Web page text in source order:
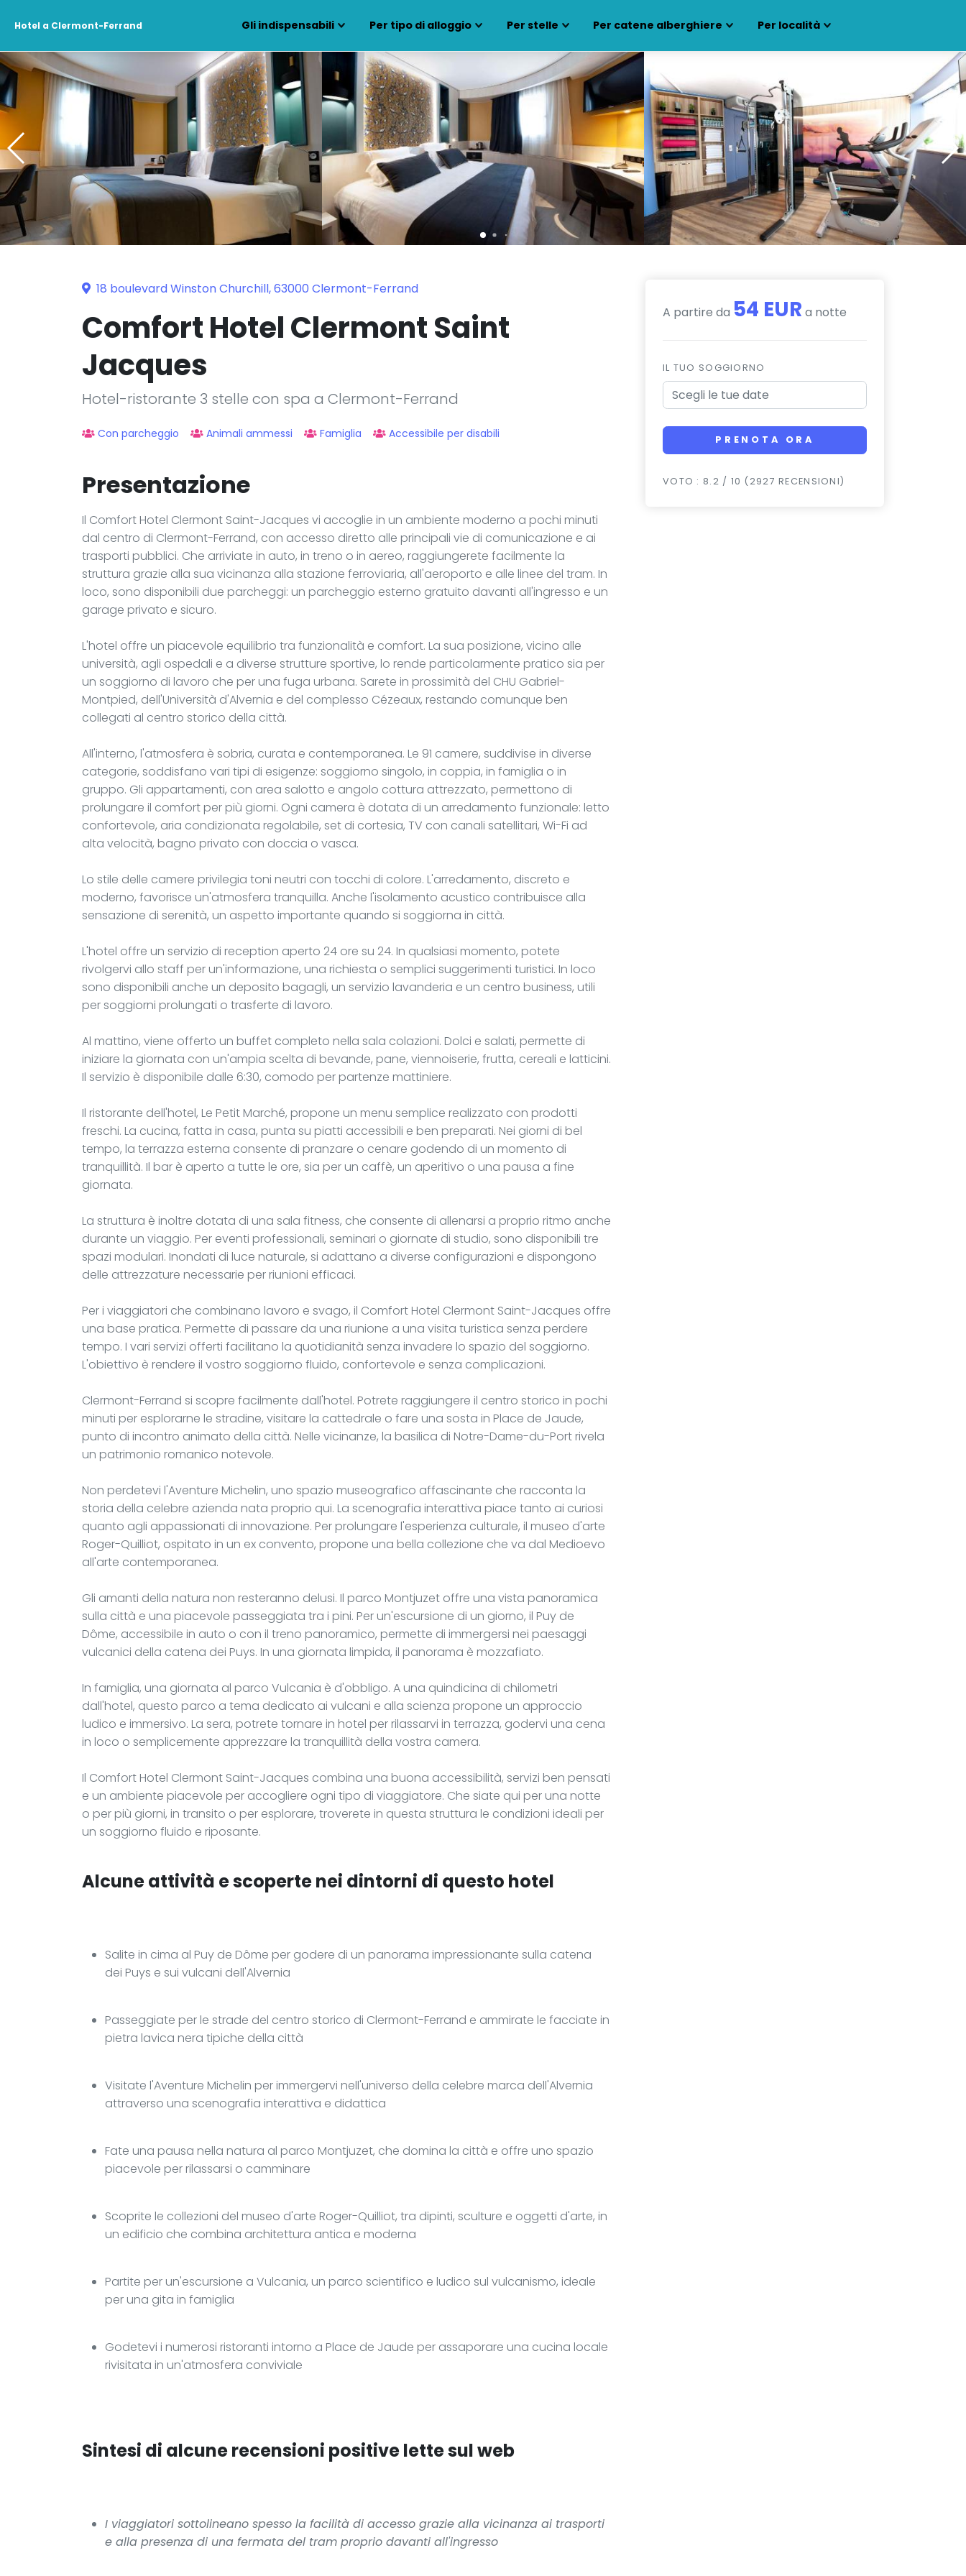
Hotel a Clermont-Ferrand Gli indispensabili Per tipo di alloggio Per stelle Per catene alberghiere Per località
18 boulevard Winston Churchill, 63000 Clermont-Ferrand
Comfort Hotel Clermont Saint
Jacques
Hotel-ristorante 3 stelle con spa a Clermont-Ferrand
Con parcheggio Animali ammessi Famiglia Accessibile per disabili
Presentazione
Il Comfort Hotel Clermont Saint-Jacques vi accoglie in un ambiente moderno a pochi minuti
dal centro di Clermont-Ferrand, con accesso diretto alle principali vie di comunicazione e ai
trasporti pubblici. Che arriviate in auto, in treno o in aereo, raggiungerete facilmente la
struttura grazie alla sua vicinanza alla stazione ferroviaria, all'aeroporto e alle linee del tram. In
loco, sono disponibili due parcheggi: un parcheggio esterno gratuito davanti all'ingresso e un
garage privato e sicuro.
L'hotel offre un piacevole equilibrio tra funzionalità e comfort. La sua posizione, vicino alle
università, agli ospedali e a diverse strutture sportive, lo rende particolarmente pratico sia per
un soggiorno di lavoro che per una fuga urbana. Sarete in prossimità del CHU Gabriel-
Montpied, dell'Università d'Alvernia e del complesso Cézeaux, restando comunque ben
collegati al centro storico della città.
All'interno, l'atmosfera è sobria, curata e contemporanea. Le 91 camere, suddivise in diverse
categorie, soddisfano vari tipi di esigenze: soggiorno singolo, in coppia, in famiglia o in
gruppo. Gli appartamenti, con area salotto e angolo cottura attrezzato, permettono di
prolungare il comfort per più giorni. Ogni camera è dotata di un arredamento funzionale: letto
confortevole, aria condizionata regolabile, set di cortesia, TV con canali satellitari, Wi-Fi ad
alta velocità, bagno privato con doccia o vasca.
Lo stile delle camere privilegia toni neutri con tocchi di colore. L'arredamento, discreto e
moderno, favorisce un'atmosfera tranquilla. Anche l'isolamento acustico contribuisce alla
sensazione di serenità, un aspetto importante quando si soggiorna in città.
L'hotel offre un servizio di reception aperto 24 ore su 24. In qualsiasi momento, potete
rivolgervi allo staff per un'informazione, una richiesta o semplici suggerimenti turistici. In loco
sono disponibili anche un deposito bagagli, un servizio lavanderia e un centro business, utili
per soggiorni prolungati o trasferte di lavoro.
Al mattino, viene offerto un buffet completo nella sala colazioni. Dolci e salati, permette di
iniziare la giornata con un'ampia scelta di bevande, pane, viennoiserie, frutta, cereali e latticini.
Il servizio è disponibile dalle 6:30, comodo per partenze mattiniere.
Il ristorante dell'hotel, Le Petit Marché, propone un menu semplice realizzato con prodotti
freschi. La cucina, fatta in casa, punta su piatti accessibili e ben preparati. Nei giorni di bel
tempo, la terrazza esterna consente di pranzare o cenare godendo di un momento di
tranquillità. Il bar è aperto a tutte le ore, sia per un caffè, un aperitivo o una pausa a fine
giornata.
La struttura è inoltre dotata di una sala fitness, che consente di allenarsi a proprio ritmo anche
durante un viaggio. Per eventi professionali, seminari o giornate di studio, sono disponibili tre
spazi modulari. Inondati di luce naturale, si adattano a diverse configurazioni e dispongono
delle attrezzature necessarie per riunioni efficaci.
Per i viaggiatori che combinano lavoro e svago, il Comfort Hotel Clermont Saint-Jacques offre
una base pratica. Permette di passare da una riunione a una visita turistica senza perdere
tempo. I vari servizi offerti facilitano la quotidianità senza invadere lo spazio del soggiorno.
L'obiettivo è rendere il vostro soggiorno fluido, confortevole e senza complicazioni.
Clermont-Ferrand si scopre facilmente dall'hotel. Potrete raggiungere il centro storico in pochi
minuti per esplorarne le stradine, visitare la cattedrale o fare una sosta in Place de Jaude,
punto di incontro animato della città. Nelle vicinanze, la basilica di Notre-Dame-du-Port rivela
un patrimonio romanico notevole.
Non perdetevi l'Aventure Michelin, uno spazio museografico affascinante che racconta la
storia della celebre azienda nata proprio qui. La scenografia interattiva piace tanto ai curiosi
quanto agli appassionati di innovazione. Per prolungare l'esperienza culturale, il museo d'arte
Roger-Quilliot, ospitato in un ex convento, propone una bella collezione che va dal Medioevo
all'arte contemporanea.
Gli amanti della natura non resteranno delusi. Il parco Montjuzet offre una vista panoramica
sulla città e una piacevole passeggiata tra i pini. Per un'escursione di un giorno, il Puy de
Dôme, accessibile in auto o con il treno panoramico, permette di immergersi nei paesaggi
vulcanici della catena dei Puys. In una giornata limpida, il panorama è mozzafiato.
In famiglia, una giornata al parco Vulcania è d'obbligo. A una quindicina di chilometri
dall'hotel, questo parco a tema dedicato ai vulcani e alla scienza propone un approccio
ludico e immersivo. La sera, potrete tornare in hotel per rilassarvi in terrazza, godervi una cena
in loco o semplicemente apprezzare la tranquillità della vostra camera.
Il Comfort Hotel Clermont Saint-Jacques combina una buona accessibilità, servizi ben pensati
e un ambiente piacevole per accogliere ogni tipo di viaggiatore. Che siate qui per una notte
o per più giorni, in transito o per esplorare, troverete in questa struttura le condizioni ideali per
un soggiorno fluido e riposante.
Alcune attività e scoperte nei dintorni di questo hotel
Salite in cima al Puy de Dôme per godere di un panorama impressionante sulla catena
dei Puys e sui vulcani dell'Alvernia
Passeggiate per le strade del centro storico di Clermont-Ferrand e ammirate le facciate in
pietra lavica nera tipiche della città
Visitate l'Aventure Michelin per immergervi nell'universo della celebre marca dell'Alvernia
attraverso una scenografia interattiva e didattica
Fate una pausa nella natura al parco Montjuzet, che domina la città e offre uno spazio
piacevole per rilassarsi o camminare
Scoprite le collezioni del museo d'arte Roger-Quilliot, tra dipinti, sculture e oggetti d'arte, in
un edificio che combina architettura antica e moderna
Partite per un'escursione a Vulcania, un parco scientifico e ludico sul vulcanismo, ideale
per una gita in famiglia
Godetevi i numerosi ristoranti intorno a Place de Jaude per assaporare una cucina locale
rivisitata in un'atmosfera conviviale
Sintesi di alcune recensioni positive lette sul web
I viaggiatori sottolineano spesso la facilità di accesso grazie alla vicinanza ai trasporti
e alla presenza di una fermata del tram proprio davanti all'ingresso
A partire da 54 EUR a notte
IL TUO SOGGIORNO
PRENOTA ORA
VOTO : 8.2 / 10 (2927 RECENSIONI)